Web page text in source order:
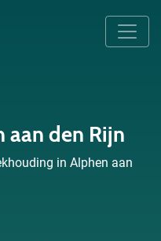
aan den Rijn
in Alphen aan